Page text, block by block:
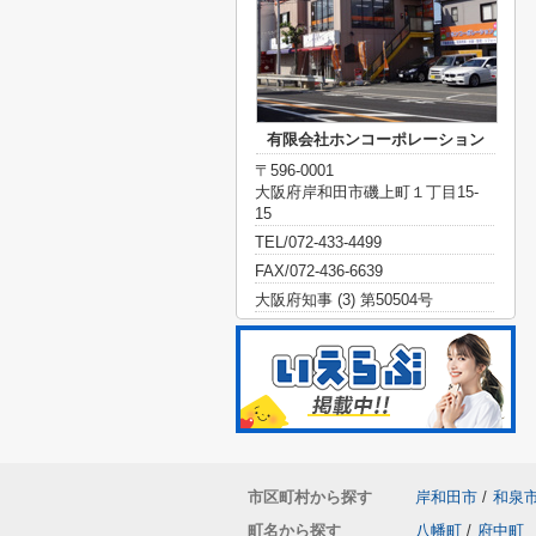
有限会社ホンコーポレーション
〒596-0001
大阪府岸和田市磯上町１丁目15-
15
TEL/072-433-4499
FAX/072-436-6639
大阪府知事 (3) 第50504号
市区町村から探す 岸和田市 / 和泉
町名から探す
八幡町 / 府中町